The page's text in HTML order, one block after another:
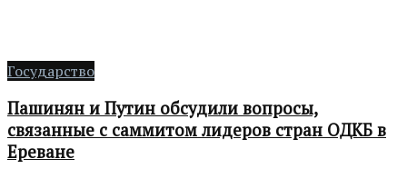
Государство
Пашинян и Путин обсудили вопросы,
связанные с саммитом лидеров стран ОДКБ в
Ереване